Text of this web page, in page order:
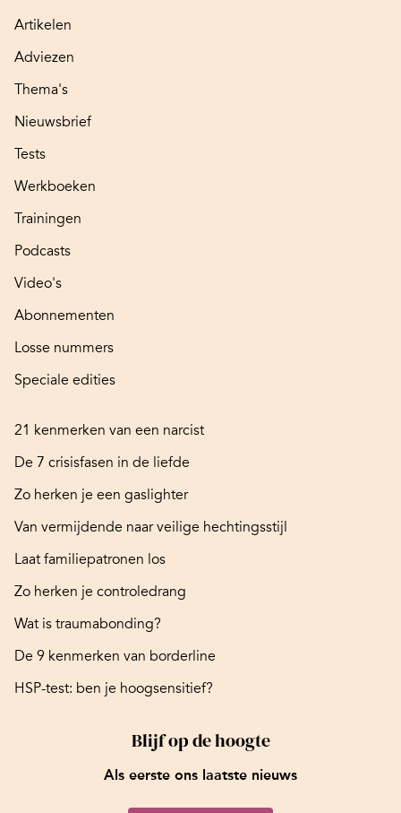
Artikelen
Adviezen
Thema's
Nieuwsbrief
Tests
Werkboeken
Trainingen
Podcasts
Video's
Abonnementen
Losse nummers
Speciale edities
21 kenmerken van een narcist
De 7 crisisfasen in de liefde
Zo herken je een gaslighter
Van vermijdende naar veilige hechtingsstijl
Laat familiepatronen los
Zo herken je controledrang
Wat is traumabonding?
De 9 kenmerken van borderline
HSP-test: ben je hoogsensitief?
Blijf op de hoogte
Als eerste ons laatste nieuws